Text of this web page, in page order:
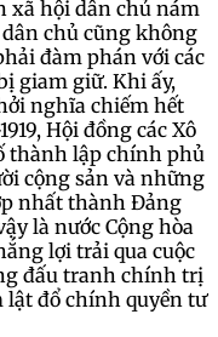
xã hội dân chủ nám
chủ cũng không
đàm phán với các
giam giữ. Khi ấy,
nghĩa chiếm hết
Hội đồng các Xô
thành lập chính phủ
cộng sản và những
nhất thành Đảng
là nước Cộng hòa
lợi trải qua cuộc
đấu tranh chính trị
lật đổ chính quyền tư